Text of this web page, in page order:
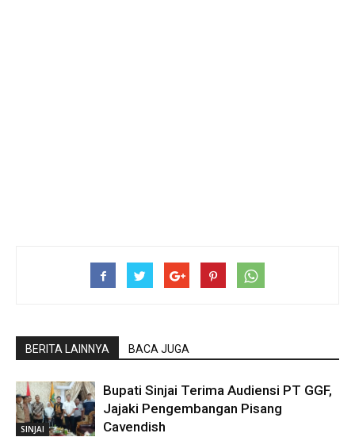
BERITA LAINNYA BACA JUGA
SINJAI
Bupati Sinjai Terima Audiensi PT GGF,
Jajaki Pengembangan Pisang
Cavendish